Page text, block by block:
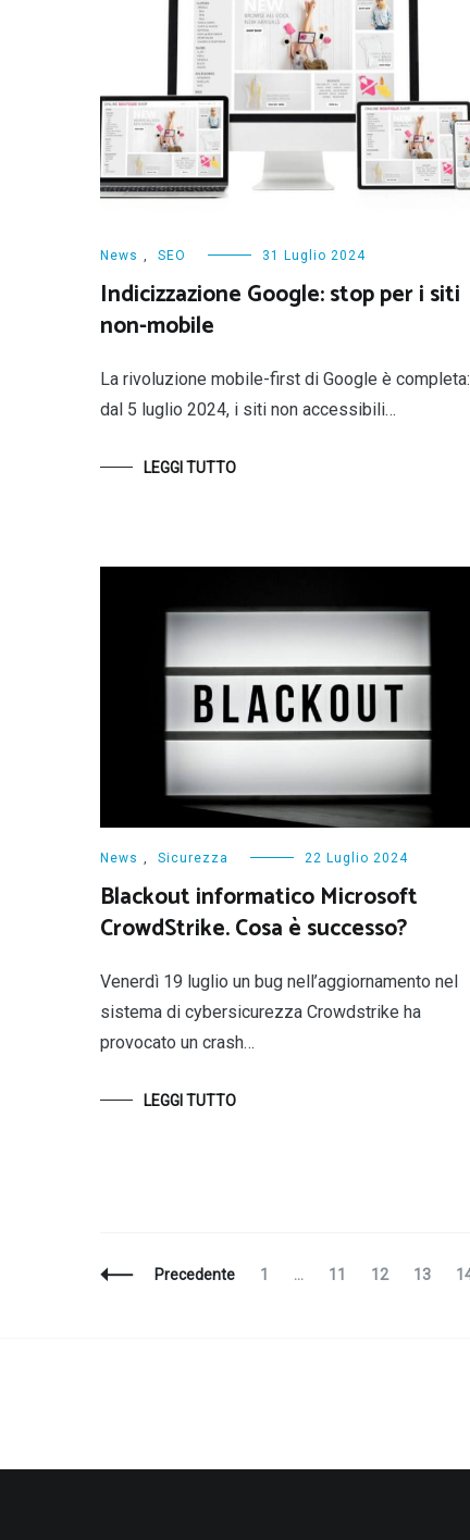
News , SEO 31 Luglio 2024
Indicizzazione Google: stop per i siti
non-mobile
La rivoluzione mobile-first di Google è completa:
dal 5 luglio 2024, i siti non accessibili…
LEGGI TUTTO
News , Sicurezza 22 Luglio 2024
Blackout informatico Microsoft
CrowdStrike. Cosa è successo?
Venerdì 19 luglio un bug nell’aggiornamento nel
sistema di cybersicurezza Crowdstrike ha
provocato un crash…
LEGGI TUTTO
NavigazionePrecedente Pagina
1 … Pagina
11 Pagina
12 Pagina
13